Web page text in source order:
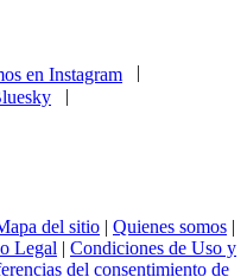
|
del sitio | Quienes somos |
Legal | Condiciones de Uso y
del consentimiento de